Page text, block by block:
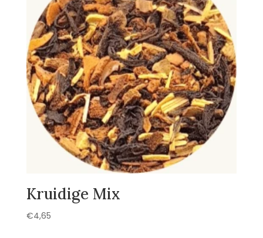
Kruidige Mix
€4,65